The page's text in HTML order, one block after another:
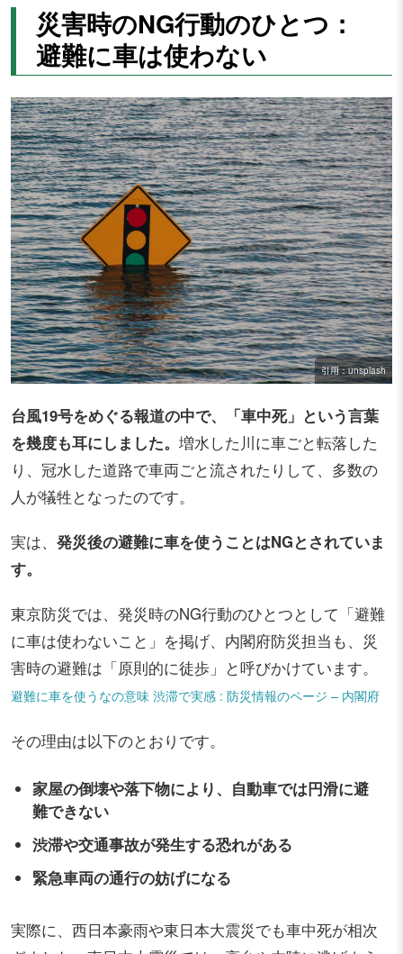
災害時のNG行動のひとつ：
避難に車は使わない
引用：unsplash
台風19号をめぐる報道の中で、「車中死」という言葉
を幾度も耳にしました。 増水した川に車ごと転落した
り、冠水した道路で車両ごと流されたりして、多数の
人が犠牲となったのです。
実は、 発災後の避難に車を使うことはNGとされていま
す。
東京防災では、発災時のNG行動のひとつとして「避難
に車は使わないこと」を掲げ、内閣府防災担当も、災
害時の避難は「原則的に徒歩」と呼びかけています。
避難に車を使うなの意味 渋滞で実感 : 防災情報のページ – 内閣府
その理由は以下のとおりです。
家屋の倒壊や落下物により、自動車では円滑に避
難できない
渋滞や交通事故が発生する恐れがある
緊急車両の通行の妨げになる
実際に、西日本豪雨や東日本大震災でも車中死が相次